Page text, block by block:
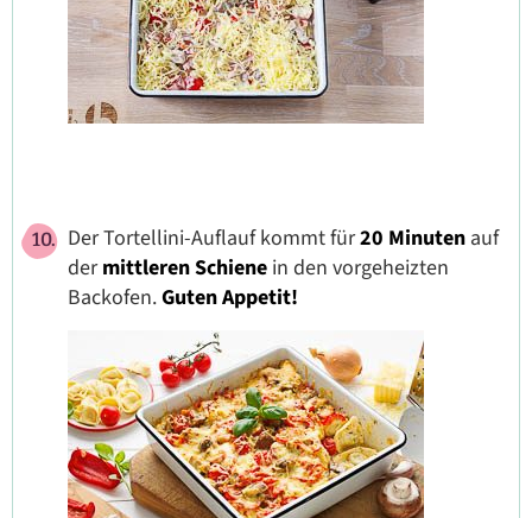
Der Tortellini-Auflauf kommt für20 Minuten auf
dermittleren Schiene in den vorgeheizten
Backofen.Guten Appetit!